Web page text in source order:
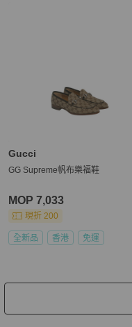
Gucci
GG Supreme帆布樂福鞋
MOP 7,033
現折 200
全新品 香港 免運